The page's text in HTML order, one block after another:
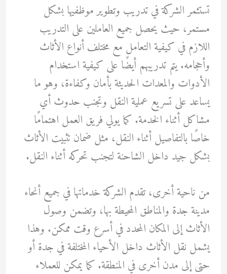
تستثمر الشركة في تدريب وتطوير موظفيها بشكل
مستمر، حيث يحصل جميع العاملين على التدريب
اللازم في كيفية التعامل مع مختلف أنواع الأثاث
وأحجامه. يتم تدريبهم أيضًا على كيفية استخدام
الأدوات والمعدات الحديثة بأمان وكفاءة، وهو ما
يساعد على تسريع عملية النقل وتجنب حدوث أي
مشاكل أثناء الخدمة. كما يولي فريق العمل اهتمامًا
خاصًا بالتفاصيل أثناء النقل، مثل ضمان تثبيت الأثاث
بشكل جيد داخل الشاحنة لتجنب تحركه أثناء النقل.
من ناحية أخرى، تقدم الشركة خدماتها في جميع أنحاء
مدينة جدة والمناطق المحيطة بها، وتضمن وصول
الأثاث إلى المكان المحدد في أسرع وقت ممكن. وهذا
يشمل نقل الأثاث داخل الأحياء المختلفة في جدة أو
حتى إلى مدن أخرى في المنطقة. كما يمكن للعملاء